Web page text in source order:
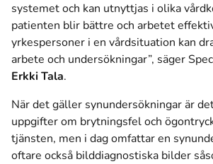
systemet och kan utnyttjas i olika
patienten blir bättre och arbetet
yrkespersoner i en vårdsituation kan
arbete och undersökningar”, säger
Erkki Tala.
När det gäller synundersökningar är
uppgifter om brytningsfel och
tjänsten, men i dag omfattar en
oftare också bilddiagnostiska bilder